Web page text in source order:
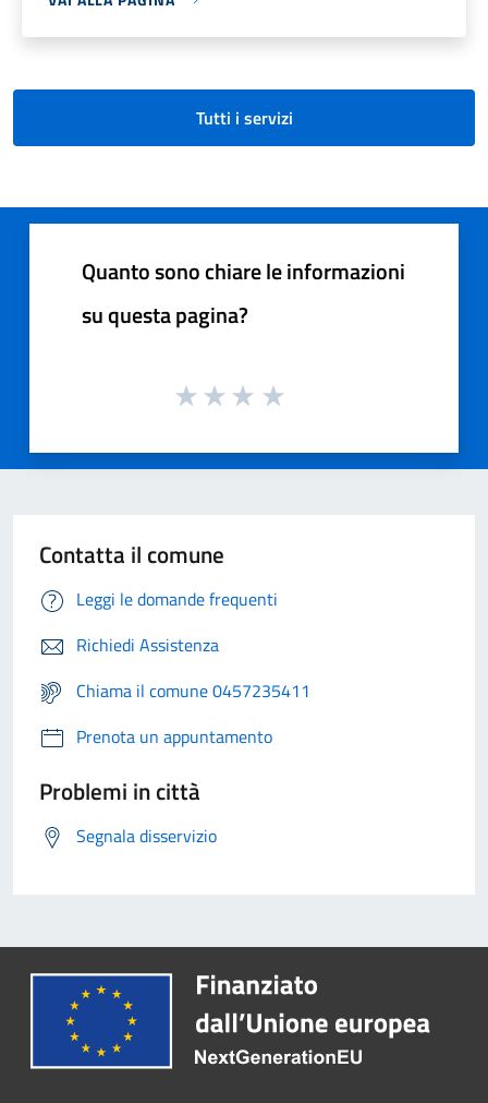
Tutti i servizi
Quanto sono chiare le informazioni
su questa pagina?
Contatta il comune
Leggi le domande frequenti
Richiedi Assistenza
Chiama il comune 0457235411
Prenota un appuntamento
Problemi in città
Segnala disservizio